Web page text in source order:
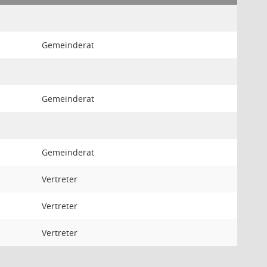
Gemeinderat
Gemeinderat
Gemeinderat
Vertreter
Vertreter
Vertreter